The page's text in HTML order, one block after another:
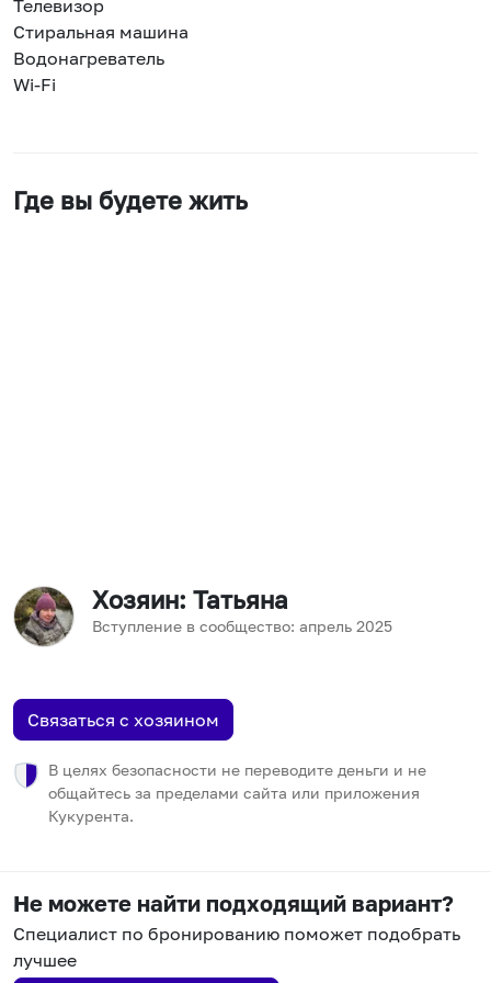
Телевизор
Стиральная машина
Водонагреватель
Wi-Fi
Где вы будете жить
Хозяин: Татьяна
Вступление в сообщество: апрель 2025
Связаться с хозяином
В целях безопасности не переводите деньги и не
общайтесь за пределами сайта или приложения
Кукурента.
Не можете найти подходящий вариант?
Специалист по бронированию поможет подобрать
лучшее